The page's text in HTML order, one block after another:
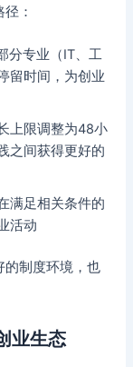
：
分专业（IT、工
留时间，为创业
上限调整为48小
之间获得更好的
满足相关条件的
活动
的制度环境，也
业生态